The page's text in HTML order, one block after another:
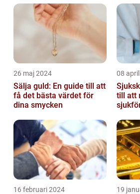
26 maj 2024
Sälja guld: En guide till att
få det bästa värdet för
dina smycken
08
till att
16 februari 2024 19